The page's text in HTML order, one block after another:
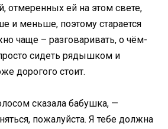
отмеренных ей на этом свете,
и меньше, поэтому старается
чаще – разговаривать, о чём-
сидеть рядышком и
дорогого стоит.
сказала бабушка, —
пожалуйста. Я тебе должна